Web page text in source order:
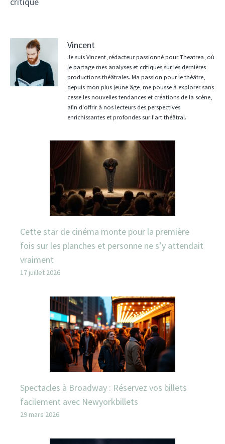
Vincent
Je suis Vincent, rédacteur passionné pour Theatrea, où
je partage mes analyses et critiques sur les dernières
productions théâtrales. Ma passion pour le théâtre,
depuis mon plus jeune âge, me pousse à explorer sans
cesse les nouvelles tendances et créations de la scène,
afin d'offrir à nos lecteurs des perspectives
enrichissantes et profondes sur l'art théâtral.
Cette star de cinéma monte pour la première
fois sur les planches et personne ne s’y attendait
vraiment
17 juillet 2026
Spectacles à Broadway : Réservez vos billets
facilement avec Newyorkbillets
29 mars 2026